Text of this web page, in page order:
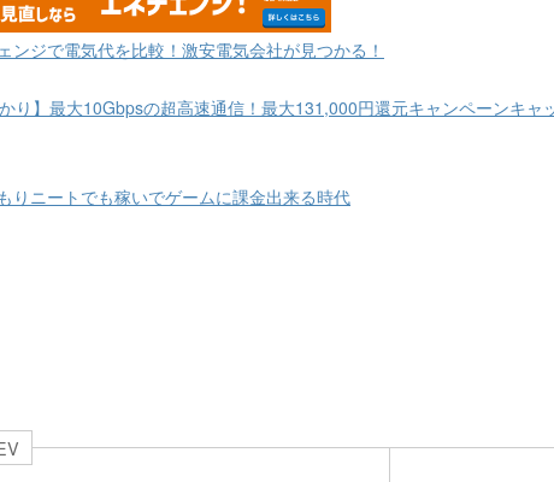
ンジで電気代を比較！激安電気会社が見つかる！
かり】最大10Gbpsの超高速通信！最大131,000円還元キャンペーンキ
りニートでも稼いでゲームに課金出来る時代